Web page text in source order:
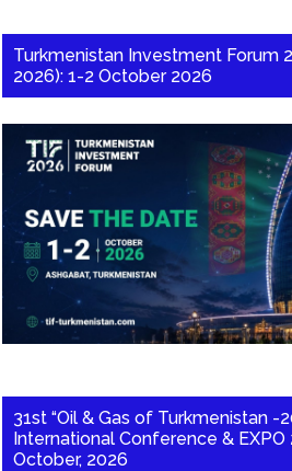
Turkmenistan Investment Forum
2026): 1-2 October 2026
31st “Oil & Gas of Turkmenistan -
International Conference & EXPO
October, 2026